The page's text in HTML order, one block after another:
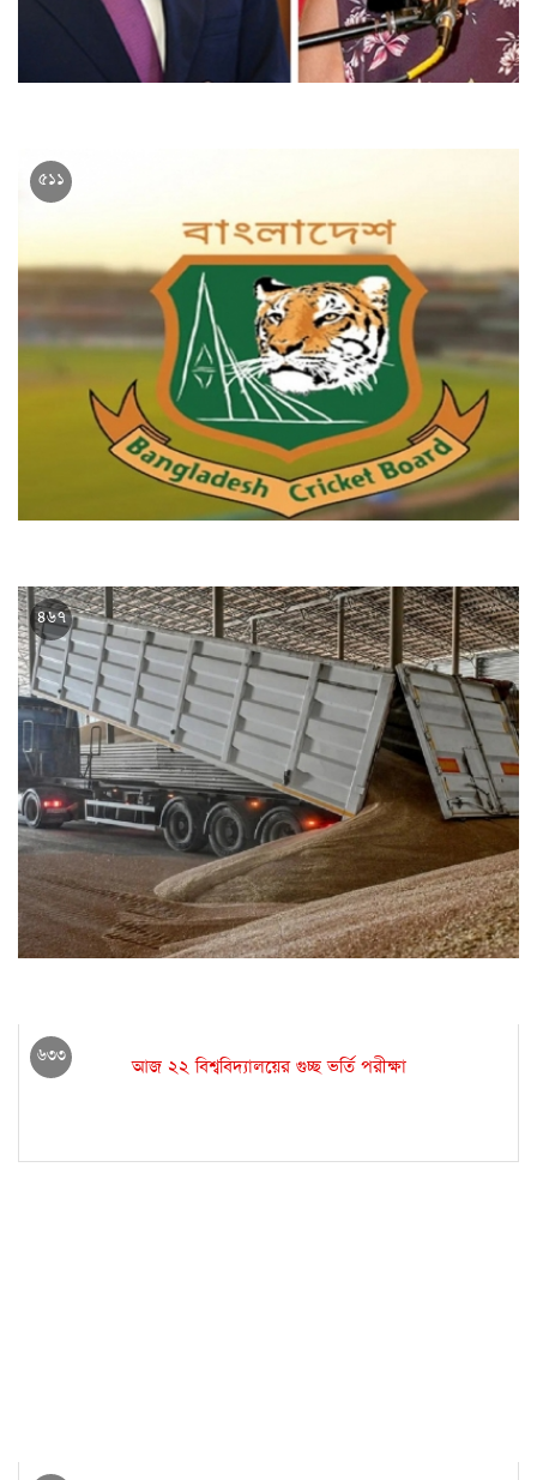
চীন ও যুক্তরাষ্ট্রের পররাষ্ট্রমন্ত্রী আজ ঢাকায় আসছেন
৫১১
আজ বিসিবির গুরুত্বপূর্ণ বোর্ড সভা
৪৬৭
৬৩৩ আজ ২২ বিশ্ববিদ্যালয়ের গুচ্ছ ভর্তি পরীক্ষা